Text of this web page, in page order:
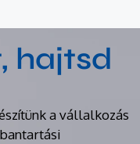
hajtsd
a vállalkozás